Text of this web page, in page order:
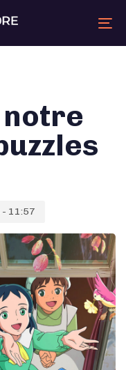
notre
11:57